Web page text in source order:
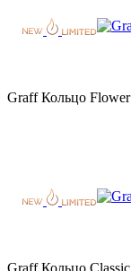
Graff Кольцо Flower